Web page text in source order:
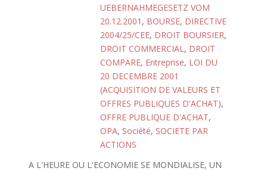
UEBERNAHMEGESETZ VOM
20.12.2001 , BOURSE, DIRECTIVE
2004/25/CEE, DROIT BOURSIER,
DROIT COMMERCIAL, DROIT
COMPARE, Entreprise, LOI DU
20 DECEMBRE 2001
(ACQUISITION DE VALEURS ET
OFFRES PUBLIQUES D'ACHAT),
OFFRE PUBLIQUE D'ACHAT,
OPA, Société, SOCIETE PAR
ACTIONS
A L'HEURE OU L'ECONOMIE SE MONDIALISE, UN